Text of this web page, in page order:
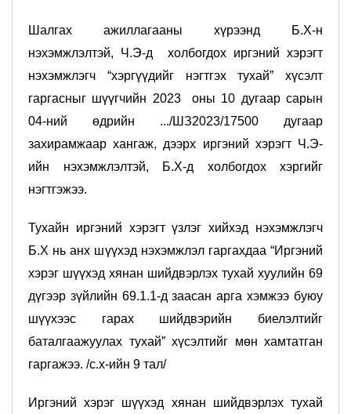
Шалгах ажиллагааны хүрээнд Б.Х-н
нэхэмжлэлтэй, Ч.Э-д холбогдох иргэний хэрэгт
нэхэмжлэгч “хэргүүдийг нэгтгэх тухай” хүсэлт
гаргасныг шүүгчийн 2023 оны 10 дугаар сарын
04-ний өдрийн .../ШЗ2023/17500 дугаар
захирамжаар хангаж, дээрх иргэний хэрэгт Ч.Э-
ийн нэхэмжлэлтэй, Б.Х-д холбогдох хэргийг
нэгтгэжээ.
Тухайн иргэний хэрэгт үзлэг хийхэд нэхэмжлэгч
Б.Х нь анх шүүхэд нэхэмжлэл гаргахдаа “Иргэний
хэрэг шүүхэд хянан шийдвэрлэх тухай хуулийн 69
дүгээр зүйлийн 69.1.1-д заасан арга хэмжээ буюу
шүүхээс гарах шийдвэрийн биелэлтийг
баталгаажуулах тухай” хүсэлтийг мөн хамтатган
гаргажээ. /с.х-ийн 9 тал/
Иргэний хэрэг шүүхэд хянан шийдвэрлэх тухай